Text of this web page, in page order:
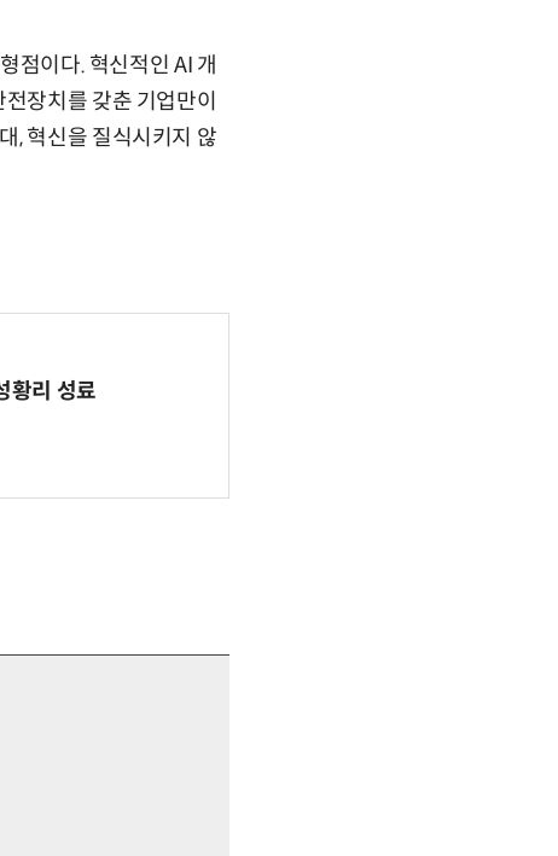
점이다. 혁신적인 AI 개
장치를 갖춘 기업만이
, 혁신을 질식시키지 않
리 성료